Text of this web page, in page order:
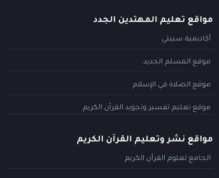
مواقع تعليم المهتدين الجدد
أكاديمية سبيلي
موقع المسلم الجديد
موقع الصلاة في الإسلام
موقع تعليم تفسير وتجويد القرآن الكريم
مواقع نشر وتعليم القرآن الكريم
الجامع لعلوم القرآن الكريم